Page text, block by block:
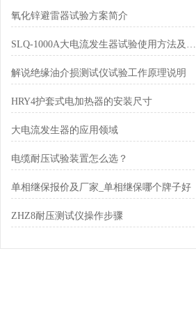
氧化锌避雷器试验方案简介
SLQ-1000A大电流发生器试验使用方法及注意事项
解说绝缘油介损测试仪试验工作原理说明
HRY4护套式电加热器的安装尺寸
大电流发生器的应用领域
电缆耐压试验装置怎么选？
单相继保报价及厂家_单相继保哪个牌子好
ZHZ8耐压测试仪操作步骤